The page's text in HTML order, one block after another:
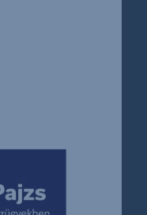
ugrik)
oldalra ugrik)
oldalra ugrik)